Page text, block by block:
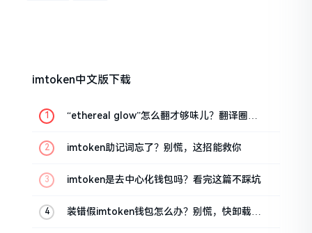
imtoken中文版下载
“ethereal glow”怎么翻才够味儿？翻译圈老
imtoken助记词忘了？别慌，这招能救你
imtoken是去中心化钱包吗？看完这篇不踩坑
装错假imtoken钱包怎么办？别慌，快卸载，